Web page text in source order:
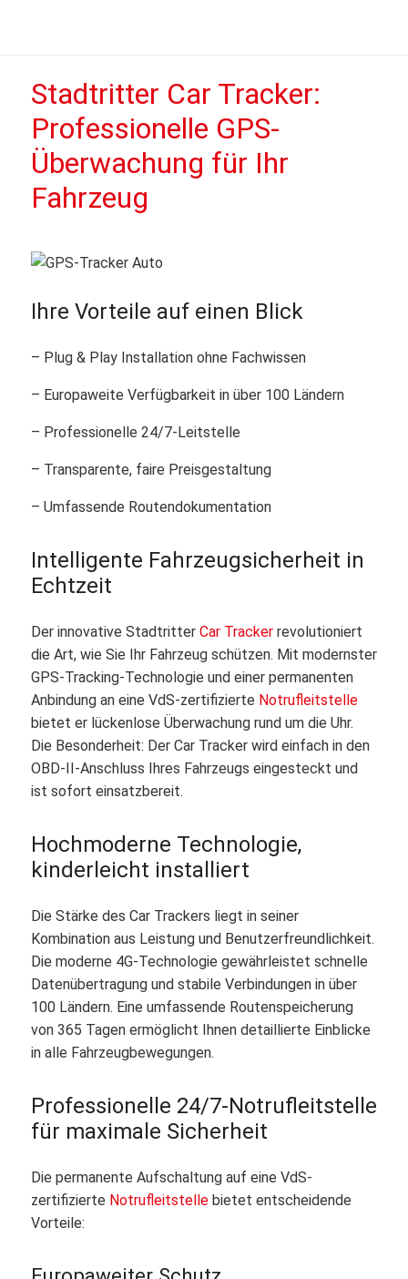
Stadtritter Car Tracker:
Professionelle GPS-
Überwachung für Ihr
Fahrzeug
Ihre Vorteile auf einen Blick
– Plug & Play Installation ohne Fachwissen
– Europaweite Verfügbarkeit in über 100 Ländern
– Professionelle 24/7-Leitstelle
– Transparente, faire Preisgestaltung
– Umfassende Routendokumentation
Intelligente Fahrzeugsicherheit in
Echtzeit
Der innovative Stadtritter Car Tracker revolutioniert
die Art, wie Sie Ihr Fahrzeug schützen. Mit modernster
GPS-Tracking-Technologie und einer permanenten
Anbindung an eine VdS-zertifizierte Notrufleitstelle
bietet er lückenlose Überwachung rund um die Uhr.
Die Besonderheit: Der Car Tracker wird einfach in den
OBD-II-Anschluss Ihres Fahrzeugs eingesteckt und
ist sofort einsatzbereit.
Hochmoderne Technologie,
kinderleicht installiert
Die Stärke des Car Trackers liegt in seiner
Kombination aus Leistung und Benutzerfreundlichkeit.
Die moderne 4G-Technologie gewährleistet schnelle
Datenübertragung und stabile Verbindungen in über
100 Ländern. Eine umfassende Routenspeicherung
von 365 Tagen ermöglicht Ihnen detaillierte Einblicke
in alle Fahrzeugbewegungen.
Professionelle 24/7-Notrufleitstelle
für maximale Sicherheit
Die permanente Aufschaltung auf eine VdS-
zertifizierte Notrufleitstelle bietet entscheidende
Vorteile: